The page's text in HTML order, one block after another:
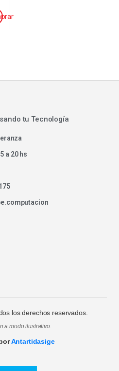
tu Tecnología
a 20 hs
los derechos reservados.
a modo ilustrativo.
Antartidasige